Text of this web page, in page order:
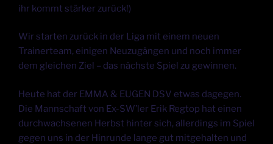
ihr kommt stärker zurück!)
Wir starten zurück in der Liga mit einem neuen
Trainerteam, einigen Neuzugängen und noch immer
dem gleichen Ziel – das nächste Spiel zu gewinnen.
Heute hat der EMMA & EUGEN DSV etwas dagegen.
Die Mannschaft von Ex-SW’ler Erik Regtop hat einen
durchwachsenen Herbst hinter sich, allerdings im Spiel
gegen uns in der Hinrunde lange gut mitgehalten und